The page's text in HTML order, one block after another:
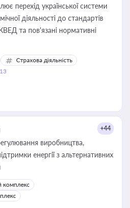
перехід української системи
діяльності до стандартів
та пов'язані нормативні
Страхова діяльність
+44
виробництва,
енергії з альтернативних
комплекс